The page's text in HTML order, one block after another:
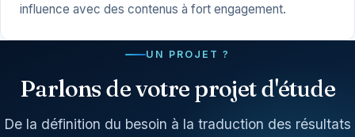
influence avec des contenus à fort engagement.
UN PROJET ?
Parlons de votre projet d'étude
De la définition du besoin à la traduction des résultats